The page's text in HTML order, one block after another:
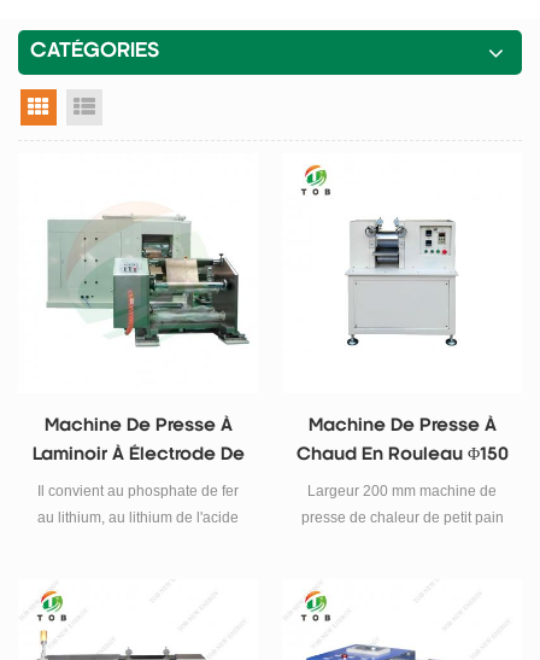
CATÉGORIES
vue grille
Machine De Presse À
Laminoir À Électrode De
Haute Précision Pour
4680 Pile
Il convient au phosphate de fer
au lithium, au lithium de l'acide
de manganèse de nickel au
lithium, tel que la technologie de
roulement continue ci-dessus de
Machine De Presse À
Chaud En Rouleau Φ150
* 200mm Pour Électrode
De Batterie
Largeur 200 mm machine de
presse de chaleur de petit pain